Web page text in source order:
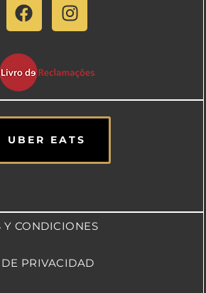
UBER EATS
Y CONDICIONES
PRIVACIDAD